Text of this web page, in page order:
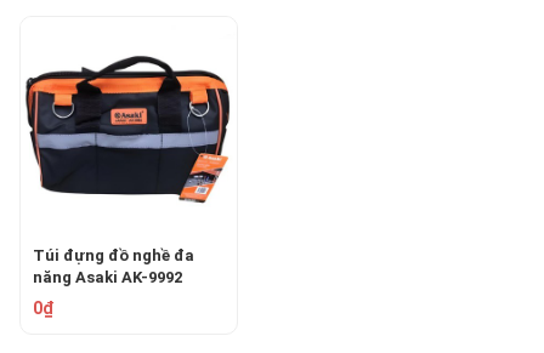
Túi đựng đồ nghề đa
năng Asaki AK-9992
0₫